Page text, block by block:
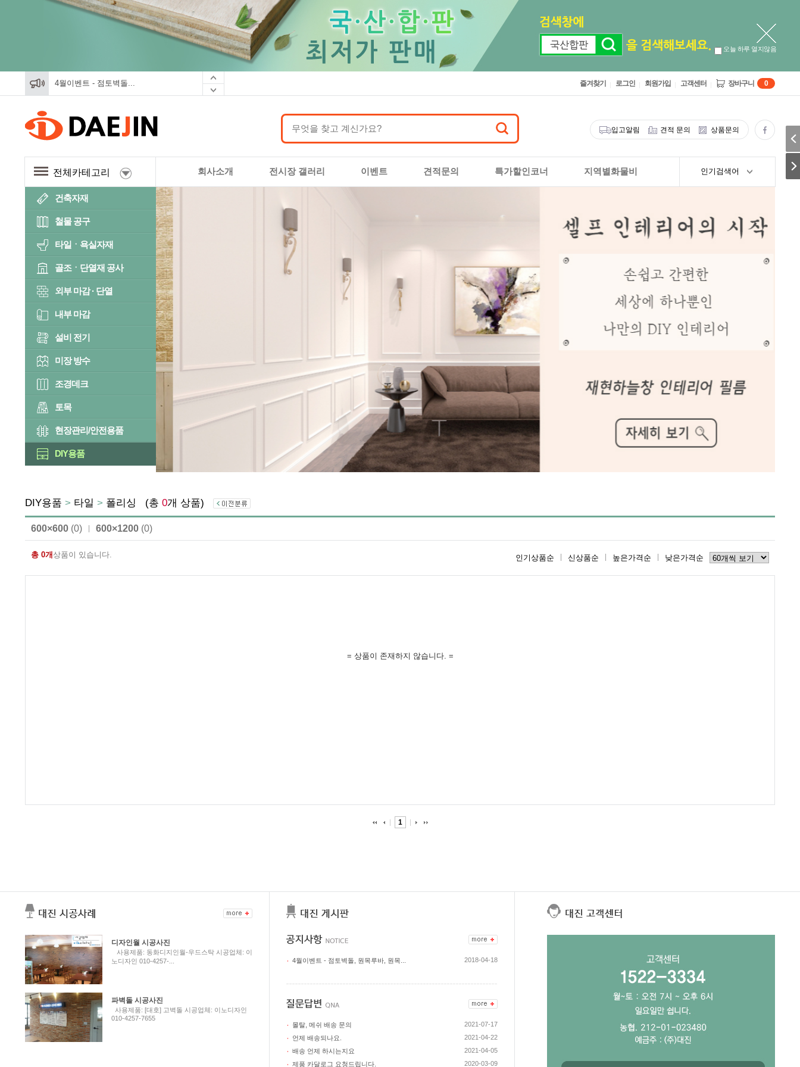
오늘 하루 열지않음
4월이벤트 - 점토벽돌... 즐겨찾기 로그인 회원가입 고객센터 장바구니 0
입고알림 견적 문의 상품문의
전체카테고리 회사소개 전시장 갤러리 이벤트 견적문의 특가할인코너 지역별화물비 인기검색어
건축자재
철물 공구
타일ㆍ욕실자재
골조ㆍ단열재 공사
외부 마감 · 단열
내부 마감
설비 전기
미장 방수
조경데크
토목
현장관리/안전용품
DIY용품
DIY용품 > 타일 > 폴리싱 (총 0개 상품)
600×600 (0) 600×1200 (0)
총 0개 상품이 있습니다. 인기상품순 신상품순 높은가격순 낮은가격순
= 상품이 존재하지 않습니다. =
1
디자인월 시공사진
사용제품: 동화디지인월-우드스탁 시공업체: 이
노디자인 010-4257-...
파벽돌 시공사진
사용제품: [대호] 고벽돌 시공업체: 이노디자인
010-4257-7655
4월이벤트 - 점토벽돌, 원목루바, 원목... 2018-04-18
몰탈, 메쉬 배송 문의
2021-07-17
언제 배송되나요.
2021-04-22
배송 언제 하시는지요
2021-04-05
제품 카달로그 요청드립니다.
2020-03-09